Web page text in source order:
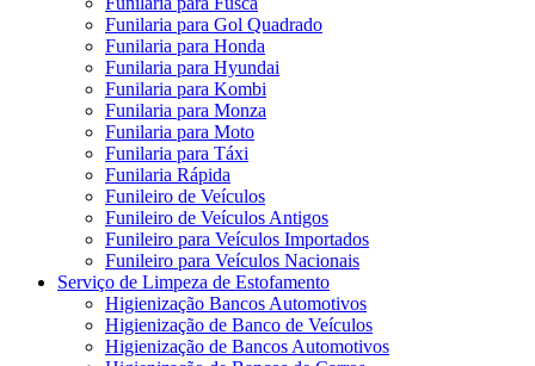
Funilaria para Gol Quadrado
Funilaria para Honda
Funilaria para Hyundai
Funilaria para Kombi
Funilaria para Monza
Funilaria para Moto
Funilaria para Táxi
Funilaria Rápida
Funileiro de Veículos
Funileiro de Veículos Antigos
Funileiro para Veículos Importados
Funileiro para Veículos Nacionais
Serviço de Limpeza de Estofamento
Higienização Bancos Automotivos
Higienização de Banco de Veículos
Higienização de Bancos Automotivos